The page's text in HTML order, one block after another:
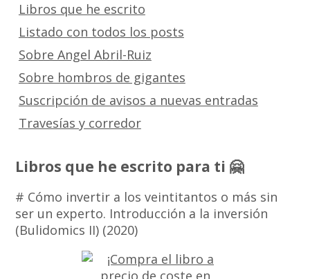
Libros que he escrito
Listado con todos los posts
Sobre Angel Abril-Ruiz
Sobre hombros de gigantes
Suscripción de avisos a nuevas entradas
Travesías y corredor
Libros que he escrito para ti 🤗
# Cómo invertir a los veintitantos o más sin
ser un experto. Introducción a la inversión
(Bulidomics II) (2020)